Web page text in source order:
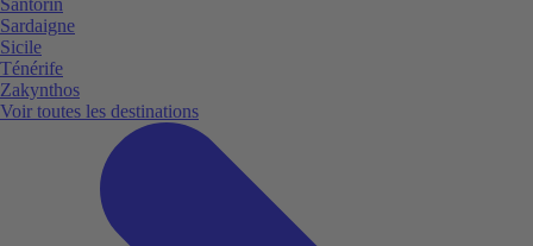
Sardaigne
Sicile
Ténérife
Zakynthos
Voir toutes les destinations